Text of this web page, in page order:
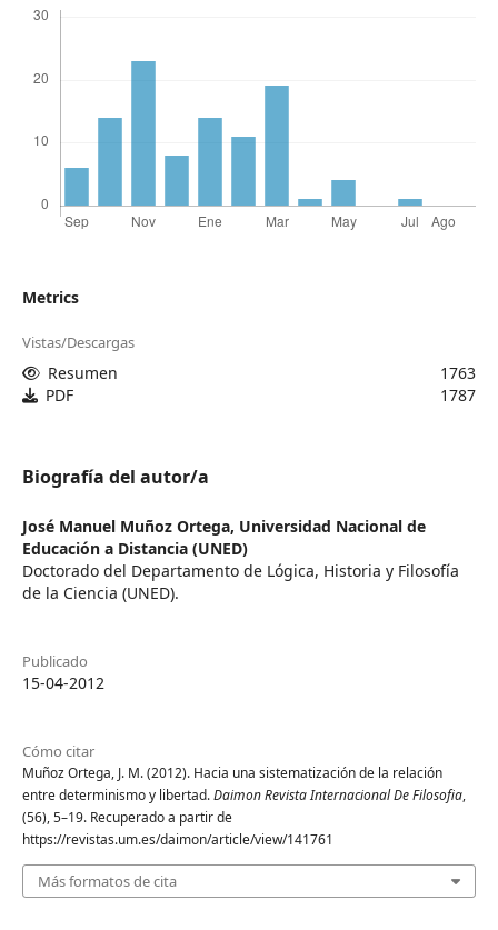
Metrics
Vistas/Descargas
Resumen
1763
PDF
1787
Biografía del autor/a
José Manuel Muñoz Ortega, Universidad Nacional de
Educación a Distancia (UNED)
Doctorado del Departamento de Lógica, Historia y Filosofía
de la Ciencia (UNED).
Publicado
15-04-2012
Cómo citar
Muñoz Ortega, J. M. (2012). Hacia una sistematización de la relación
entre determinismo y libertad.Daimon Revista Internacional De Filosofia,
(56), 5–19. Recuperado a partir de
https://revistas.um.es/daimon/article/view/141761
Más formatos de cita